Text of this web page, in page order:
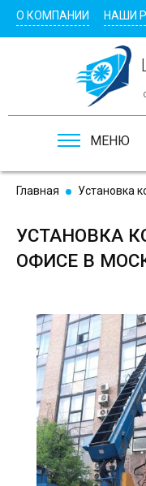
О КОМПАНИИ НАШИ
МЕНЮ
Главная Установка
УСТАНОВКА
ОФИСЕ В